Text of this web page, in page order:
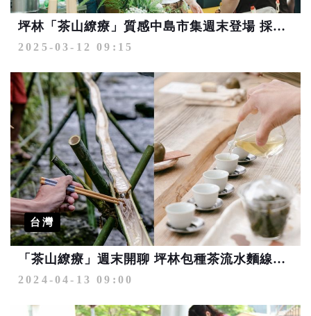
坪林「茶山繚療」質感中島市集週末登場 採集大地聲景、親子歡遊茶山遊戲場
2025-03-12 09:15
台灣
「茶山繚療」週末開聊 坪林包種茶流水麵線超特別
2024-04-13 09:00